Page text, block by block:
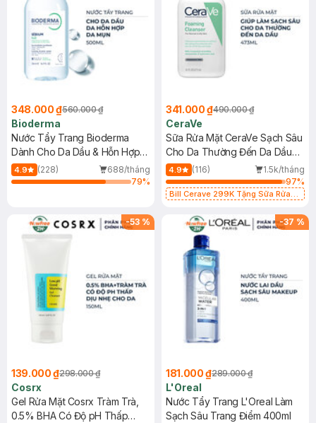
348.000 ₫560.000 ₫
Bioderma
Nước Tẩy Trang Bioderma
Dành Cho Da Dầu & Hỗn Hợp
500ml
4.9 (228)
688/tháng
79%
341.000 ₫490.000 ₫
CeraVe
Sữa Rửa Mặt CeraVe Sạch Sâu
Cho Da Thường Đến Da Dầu
473ml
4.9 (116)
1.5k/tháng
97%
Bill Cerave 299K Tặng Sữa Rửa
-53 %
139.000 ₫298.000 ₫
Cosrx
Gel Rửa Mặt Cosrx Tràm Trà,
0.5% BHA Có Độ pH Thấp
-37 %
181.000 ₫289.000 ₫
L'Oreal
Nước Tẩy Trang L'Oreal Làm
Sạch Sâu Trang Điểm 400ml